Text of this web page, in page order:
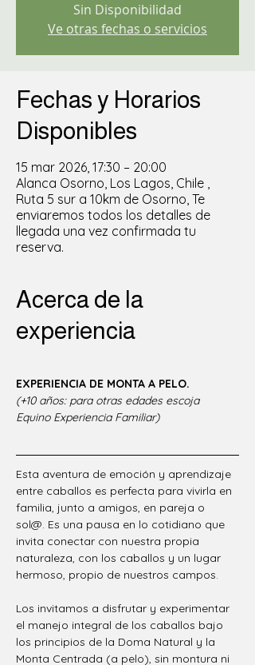
Sin Disponibilidad
Ve otras fechas o servicios
Fechas y Horarios
Disponibles
15 mar 2026, 17:30 – 20:00
Alanca Osorno, Los Lagos, Chile ,
Ruta 5 sur a 10km de Osorno, Te
enviaremos todos los detalles de
llegada una vez confirmada tu
reserva.
Acerca de la
experiencia
EXPERIENCIA DE MONTA A PELO.
(+10 años: para otras edades escoja
Equino Experiencia Familiar)
Esta aventura de emoción y aprendizaje
entre caballos es perfecta para vivirla en
familia, junto a amigos, en pareja o
sol@. Es una pausa en lo cotidiano que
invita conectar con nuestra propia
naturaleza, con los caballos y un lugar
hermoso, propio de nuestros campos.
Los invitamos a disfrutar y experimentar
el manejo integral de los caballos bajo
los principios de la Doma Natural y la
Monta Centrada (a pelo), sin montura ni